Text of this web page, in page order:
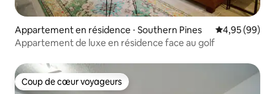
Appartement en résidence ⋅ Southern Pines Évaluation
4,95 (99)
Appartement de luxe en résidence face au golf
Coup de cœur voyageurs
Coup de cœur voyageurs